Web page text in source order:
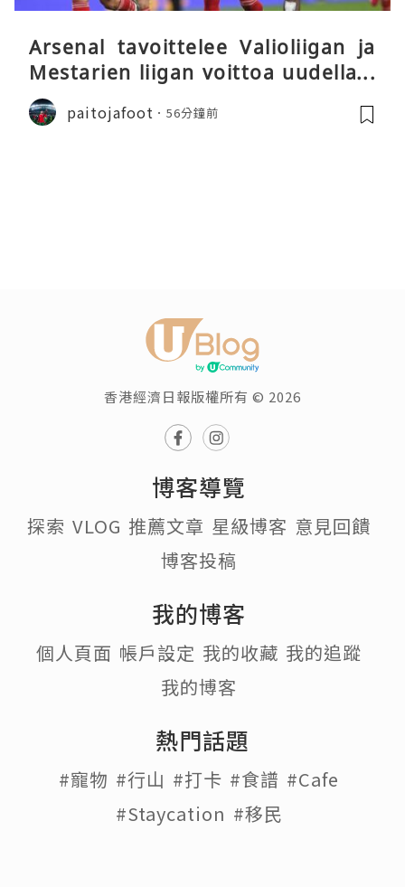
Arsenal tavoittelee Valioliigan ja
Mestarien liigan voittoa uudella k
audella
paitojafoot 56分鐘前
香港經濟日報版權所有 © 2026
博客導覽
探索 VLOG 推薦文章 星級博客 意見回饋
博客投稿
我的博客
個人頁面 帳戶設定 我的收藏 我的追蹤
我的博客
熱門話題
#寵物 #行山 #打卡 #食譜 #Cafe
#Staycation #移民